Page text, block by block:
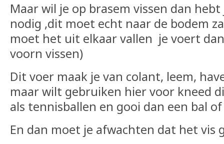
Maar wil je op brasem vissen dan
nodig ,dit moet echt naar de bodem
moet het uit elkaar vallen je voert
voorn vissen)
Dit voer maak je van colant, leem,
maar wilt gebruiken hier voor kneed
als tennisballen en gooi dan een bal
En dan moet je afwachten dat het vis